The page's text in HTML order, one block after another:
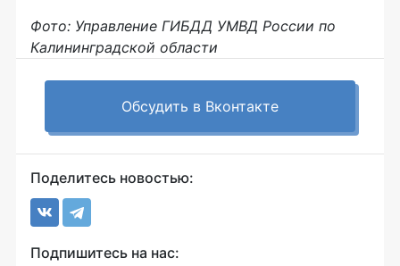
Фото: Управление ГИБДД УМВД России по
Калининградской области
Обсудить в Вконтакте
Поделитесь новостью:
Подпишитесь на нас: